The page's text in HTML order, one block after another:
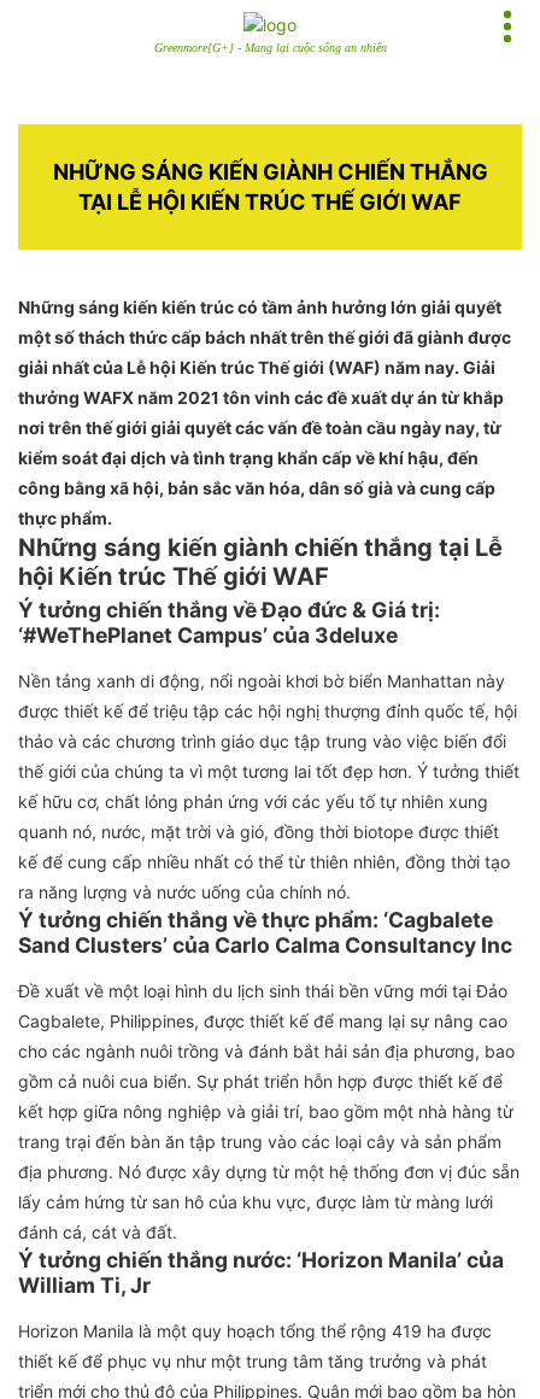
Greenmore[G+] - Mang lại cuộc sống an nhiên
NHỮNG SÁNG KIẾN GIÀNH CHIẾN THẮNG
TẠI LỄ HỘI KIẾN TRÚC THẾ GIỚI WAF
Những sáng kiến ​​kiến ​​trúc có tầm ảnh hưởng lớn giải quyết
một số thách thức cấp bách nhất trên thế giới đã giành được
giải nhất của Lễ hội Kiến trúc Thế giới (WAF) năm nay. Giải
thưởng WAFX năm 2021 tôn vinh các đề xuất dự án từ khắp
nơi trên thế giới giải quyết các vấn đề toàn cầu ngày nay, từ
kiểm soát đại dịch và tình trạng khẩn cấp về khí hậu, đến
công bằng xã hội, bản sắc văn hóa, dân số già và cung cấp
thực phẩm.
Những sáng kiến giành chiến thắng tại Lễ
hội Kiến trúc Thế giới WAF
Ý tưởng chiến thắng về Đạo đức & Giá trị:
‘#WeThePlanet Campus’ của 3deluxe
Nền tảng xanh di động, nổi ngoài khơi bờ biển Manhattan này
được thiết kế để triệu tập các hội nghị thượng đỉnh quốc tế, hội
thảo và các chương trình giáo dục tập trung vào việc biến đổi
thế giới của chúng ta vì một tương lai tốt đẹp hơn. Ý tưởng thiết
kế hữu cơ, chất lỏng phản ứng với các yếu tố tự nhiên xung
quanh nó, nước, mặt trời và gió, đồng thời biotope được thiết
kế để cung cấp nhiều nhất có thể từ thiên nhiên, đồng thời tạo
ra năng lượng và nước uống của chính nó.
Ý tưởng chiến thắng về thực phẩm: ‘Cagbalete
Sand Clusters’ của Carlo Calma Consultancy Inc
Đề xuất về một loại hình du lịch sinh thái bền vững mới tại Đảo
Cagbalete, Philippines, được thiết kế để mang lại sự nâng cao
cho các ngành nuôi trồng và đánh bắt hải sản địa phương, bao
gồm cả nuôi cua biển. Sự phát triển hỗn hợp được thiết kế để
kết hợp giữa nông nghiệp và giải trí, bao gồm một nhà hàng từ
trang trại đến bàn ăn tập trung vào các loại cây và sản phẩm
địa phương. Nó được xây dựng từ một hệ thống đơn vị đúc sẵn
lấy cảm hứng từ san hô của khu vực, được làm từ màng lưới
đánh cá, cát và đất.
Ý tưởng chiến thắng nước: ‘Horizon Manila’ của
William Ti, Jr
Horizon Manila là một quy hoạch tổng thể rộng 419 ha được
thiết kế để phục vụ như một trung tâm tăng trưởng và phát
triển mới cho thủ đô của Philippines. Quận mới bao gồm ba hòn